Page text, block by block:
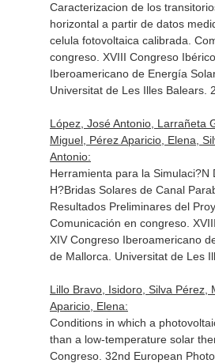
Caracterizacion de los
horizontal a partir de datos
celula fotovoltaica calibrada.
congreso. XVIII Congreso
Iberoamericano de Energía
Universitat de Les Illes Balears.
López, José Antonio, Larrañeta
Miguel, Pérez Aparicio, Elena,
Antonio:
Herramienta para la Simulaci?N
H?Bridas Solares de Canal
Resultados Preliminares del
Comunicación en congreso.
XIV Congreso Iberoamericano
de Mallorca. Universitat de Les
Lillo Bravo, Isidoro, Silva Pérez,
Aparicio, Elena:
Conditions in which a
than a low-temperature solar
Congreso. 32nd European